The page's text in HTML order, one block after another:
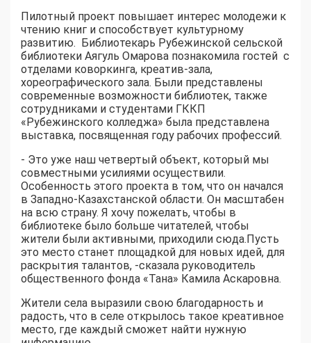
Пилотный проект повышает интерес молодежи к
чтению книг и способствует культурному
развитию. Библиотекарь Рубежинской сельской
библиотеки Аягуль Омарова познакомила гостей с
отделами коворкинга, креатив-зала,
хореографического зала. Были представлены
современные возможности библиотек, также
сотрудниками и студентами ГККП
«Рубежинского колледжа» была представлена
выставка, посвященная году рабочих профессий.
- Это уже наш четвертый объект, который мы
совместными усилиями осуществили.
Особенность этого проекта в том, что он начался
в Западно-Казахстанской области. Он масштабен
на всю страну. Я хочу пожелать, чтобы в
библиотеке было больше читателей, чтобы
жители были активными, приходили сюда.Пусть
это место станет площадкой для новых идей, для
раскрытия талантов, -сказала руководитель
общественного фонда «Тана» Камила Аскаровна.
Жители села выразили свою благодарность и
радость, что в селе открылось такое креативное
место, где каждый сможет найти нужную